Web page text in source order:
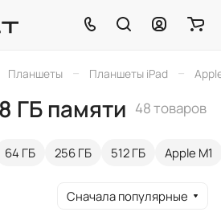
Планшеты – Планшеты iPad –
ГБ памяти 48 товаров
64 ГБ 256 ГБ 512 ГБ Apple M1
Сначала популярные